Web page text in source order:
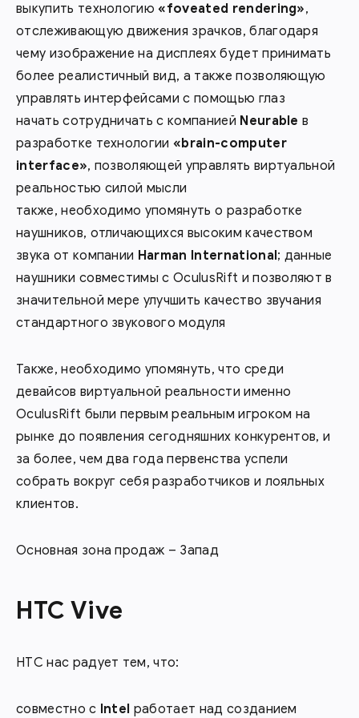
выкупить технологию«foveated rendering»,
отслеживающую движения зрачков, благодаря
чему изображение на дисплеях будет принимать
более реалистичный вид, а также позволяющую
управлять интерфейсами с помощью глаз
начать сотрудничать с компанией Neurable в
разработке технологии«brain-computer
interface», позволяющей управлять виртуальной
реальностью силой мысли
также, необходимо упомянуть о разработке
наушников, отличающихся высоким качеством
звука от компании Harman International; данные
наушники совместимы с OculusRift и позволяют в
значительной мере улучшить качество звучания
стандартного звукового модуля
Также, необходимо упомянуть, что среди
девайсов виртуальной реальности именно
OculusRift были первым реальным игроком на
рынке до появления сегодняшних конкурентов, и
за более, чем два года первенства успели
собрать вокруг себя разработчиков и лояльных
клиентов.
Основная зона продаж – Запад
HTC Vive
HTC нас радует тем, что:
совместно с Intel работает над созданием